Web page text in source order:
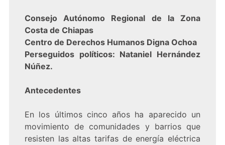
Consejo Autónomo Regional de la Zona
Costa de Chiapas
Centro de Derechos Humanos Digna Ochoa
Perseguidos políticos: Nataniel Hernández
Núñez.
Antecedentes
En los últimos cinco años ha aparecido un
movimiento de comunidades y barrios que
resisten las altas tarifas de energía eléctrica